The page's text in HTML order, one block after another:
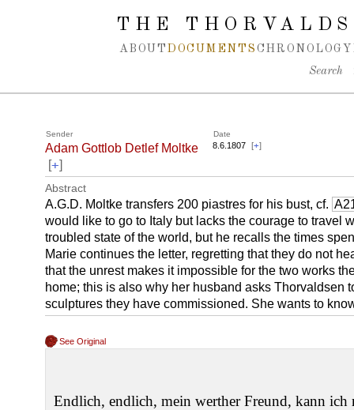
Spring navigation over
THE
ABOUT DOCUMENTS CHRONOLOGY
Search
Sender Date
Adam Gottlob Detlef Moltke
[+]
8.6.1807 [+]
Abstract
A.G.D. Moltke transfers 200 piastres for his bust, cf.
would like to go to Italy but lacks the courage to travel
troubled state of the world, but he recalls the times
Marie continues the letter, regretting that they do not
that the unrest makes it impossible for the two works
home; this is also why her husband asks Thorvaldsen
sculptures they have commissioned. She wants to
See Original
Endlich, endlich, mein werther Freund, kann ich